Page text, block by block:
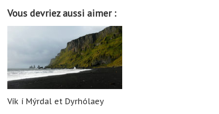
Vous devriez aussi aimer :
Vík í Mýrdal et Dyrhólaey